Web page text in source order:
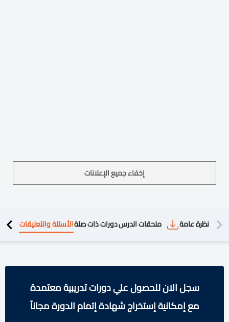
إخفاء جميع الإعلانات
نظرة عامة ملحقات الدرسدورات ذات صلةالأسئلة والتعليقات
سجل الان للحصول علي دورات تدريبية معتمدة
مع إمكانية إستخراج شهادة إتمام الدورة مجاناً